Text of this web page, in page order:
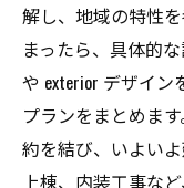
解し、地域の特性
まったら、具体的
や exterior デザイ
プランをまとめま
約を結び、いよい
上棟、内装工事な